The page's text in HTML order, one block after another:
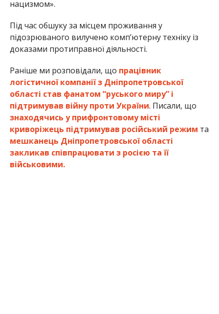
нацизмом».
Під час обшуку за місцем проживання у
підозрюваного вилучено комп’ютерну техніку із
доказами протиправної діяльності.
Раніше ми розповідали, що працівник
логістичної компанії з Дніпропетровської
області став фанатом “руського миру” і
підтримував війну проти України. Писали, що
знаходячись у прифронтовому місті
криворіжець підтримував російський режим та
мешканець Дніпропетровської області
закликав співпрацювати з росією та її
військовими.